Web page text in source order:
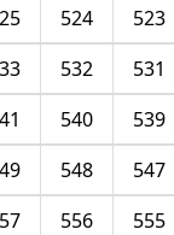
523
524
531
532
539
540
547
548
555
556